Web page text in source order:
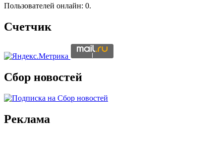
Пользователей онлайн: 0.
Счетчик
Сбор новостей
Реклама